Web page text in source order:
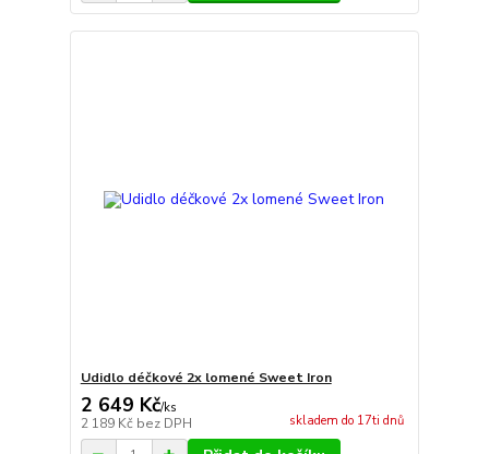
Udidlo déčkové 2x lomené Sweet Iron
2 649 Kč/ks
2 189 Kč bez DPH skladem do 17ti dnů